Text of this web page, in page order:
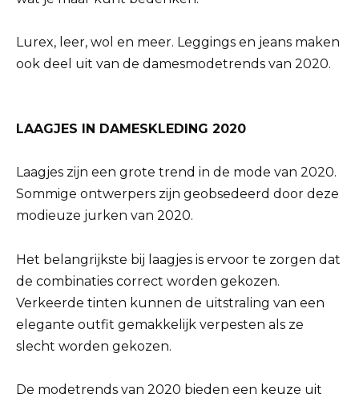
Lurex, leer, wol en meer. Leggings en jeans maken
ook deel uit van de damesmodetrends van 2020.
LAAGJES IN DAMESKLEDING 2020
Laagjes zijn een grote trend in de mode van 2020.
Sommige ontwerpers zijn geobsedeerd door deze
modieuze jurken van 2020.
Het belangrijkste bij laagjes is ervoor te zorgen dat
de combinaties correct worden gekozen.
Verkeerde tinten kunnen de uitstraling van een
elegante outfit gemakkelijk verpesten als ze
slecht worden gekozen.
De modetrends van 2020 bieden een keuze uit